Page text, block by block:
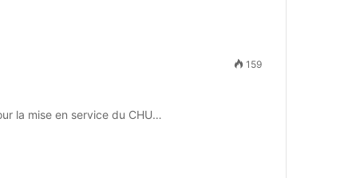
159
la mise en service du CHU…